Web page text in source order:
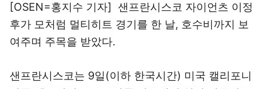
[OSEN=홍지수 기자] 샌프란시스코 자이언츠 이정
후가 모처럼 멀티히트 경기를 한 날, 호수비까지 보
여주며 주목을 받았다.
샌프란시스코는 9일(이하 한국시간) 미국 캘리포니